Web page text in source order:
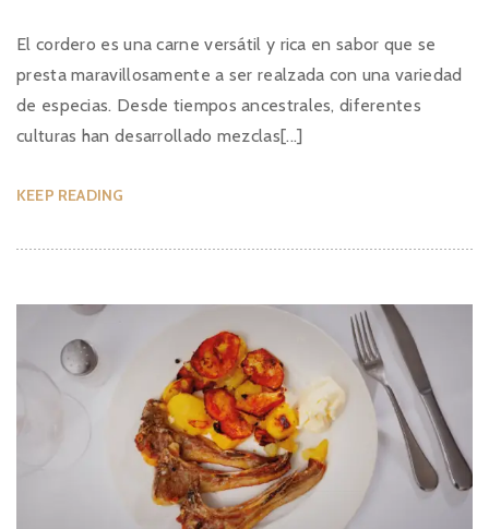
El cordero es una carne versátil y rica en sabor que se
presta maravillosamente a ser realzada con una variedad
de especias. Desde tiempos ancestrales, diferentes
culturas han desarrollado mezclas[...]
KEEP READING